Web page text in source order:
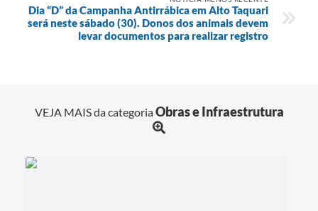
Dia “D” da Campanha Antirrábica em Alto Taquari
será neste sábado (30). Donos dos animais devem
levar documentos para realizar registro
VEJA MAIS da categoriaObras e Infraestrutura